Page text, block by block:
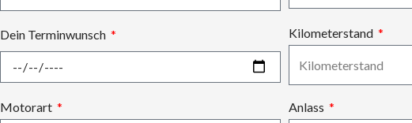
Dein Terminwunsch Kilometerstand
Motorart Anlass